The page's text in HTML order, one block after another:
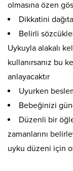
olmasına özen
Dikkatini
Belirli
Uykuyla alakalı
kullanırsanız bu
anlayacaktır
Uyurken
Bebeğinizi
Düzenli bir
zamanlarını
uyku düzeni için